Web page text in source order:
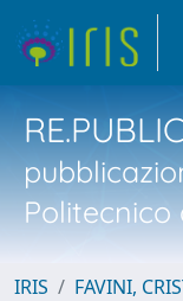
Politecnico
IRIS FAVINI,